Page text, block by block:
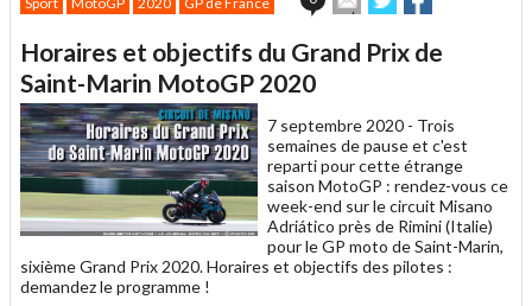
cet
à
sur sur
Horaires et objectifs du Grand Prix de
Saint-Marin MotoGP 2020
7 septembre 2020 - Trois
semaines de pause et c'est
reparti pour cette étrange
saison MotoGP : rendez-vous ce
week-end sur le circuit Misano
Adriático près de Rimini (Italie)
pour le GP moto de Saint-Marin,
sixième Grand Prix 2020. Horaires et objectifs des pilotes :
demandez le programme !